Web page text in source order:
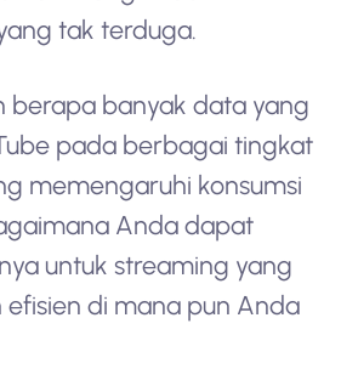
tak terduga.
berapa banyak data yang
pada berbagai tingkat
memengaruhi konsumsi
Anda dapat
untuk streaming yang
di mana pun Anda